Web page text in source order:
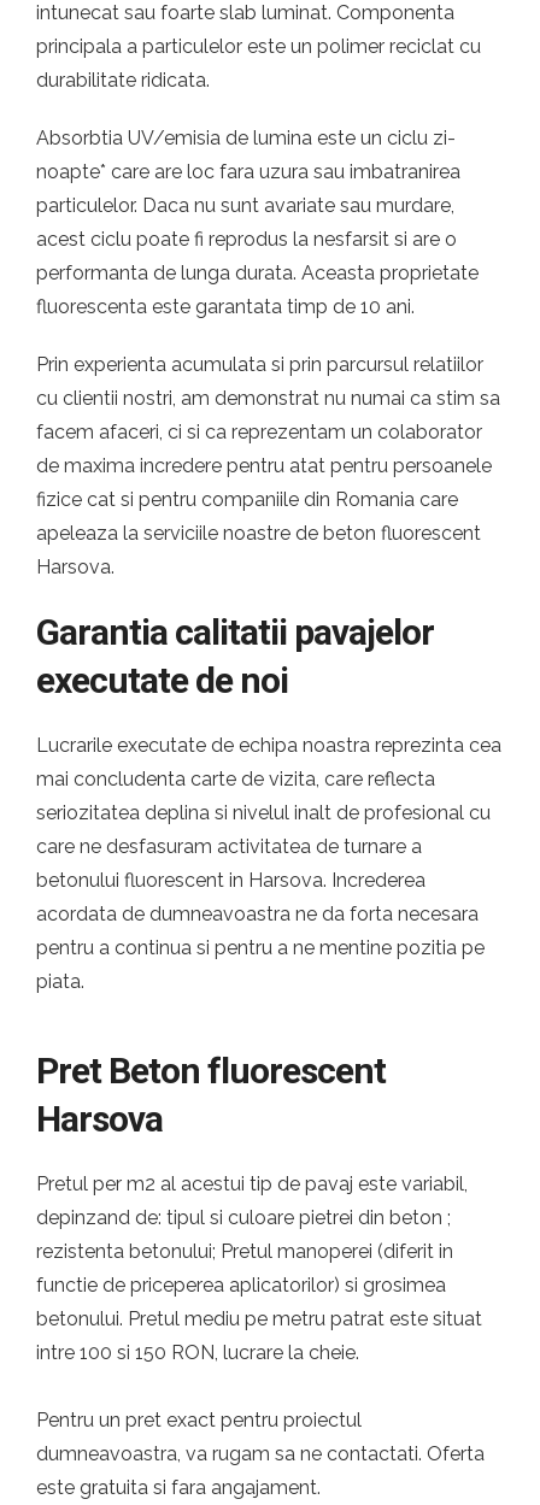
intunecat sau foarte slab luminat. Componenta
principala a particulelor este un polimer reciclat cu
durabilitate ridicata.
Absorbtia UV/emisia de lumina este un ciclu zi-
noapte* care are loc fara uzura sau imbatranirea
particulelor. Daca nu sunt avariate sau murdare,
acest ciclu poate fi reprodus la nesfarsit si are o
performanta de lunga durata. Aceasta proprietate
fluorescenta este garantata timp de 10 ani.
Prin experienta acumulata si prin parcursul relatiilor
cu clientii nostri, am demonstrat nu numai ca stim sa
facem afaceri, ci si ca reprezentam un colaborator
de maxima incredere pentru atat pentru persoanele
fizice cat si pentru companiile din Romania care
apeleaza la serviciile noastre de beton fluorescent
Harsova.
Garantia calitatii pavajelor
executate de noi
Lucrarile executate de echipa noastra reprezinta cea
mai concludenta carte de vizita, care reflecta
seriozitatea deplina si nivelul inalt de profesional cu
care ne desfasuram activitatea de turnare a
betonului fluorescent in Harsova. Increderea
acordata de dumneavoastra ne da forta necesara
pentru a continua si pentru a ne mentine pozitia pe
piata.
Pret Beton fluorescent
Harsova
Pretul per m2 al acestui tip de pavaj este variabil,
depinzand de: tipul si culoare pietrei din beton ;
rezistenta betonului; Pretul manoperei (diferit in
functie de priceperea aplicatorilor) si grosimea
betonului. Pretul mediu pe metru patrat este situat
intre 100 si 150 RON, lucrare la cheie.
Pentru un pret exact pentru proiectul
dumneavoastra, va rugam sa ne contactati. Oferta
este gratuita si fara angajament.